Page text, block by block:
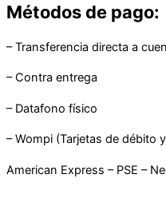
Métodos de pago:
– Transferencia directa a
– Contra entrega
– Datafono físico
– Wompi (Tarjetas de débito
American Express – PSE –